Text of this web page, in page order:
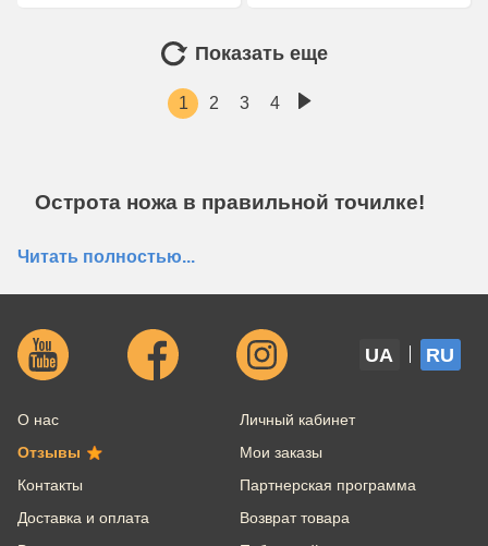
Показать еще
1 2 3 4
Острота ножа в правильной точилке!
Для этого достаточно купить точилку для ножей.
которое вернет инструменту прежнюю заточку в
домашних условиях.
Что мы предлагаем?
В каталоге магазина представлены точила
европейских брендов:
Joseph Joseph;
Vinzer;
Читать полностью...
UA RU
О нас
Отзывы
Контакты
Доставка и оплата
Личный кабинет
Мои заказы
Партнерская программа
Возврат товара